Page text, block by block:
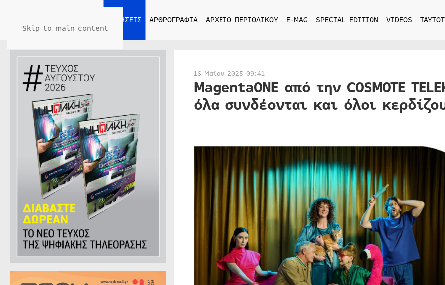
Skip to main content
ΕΙΔΗΣΕΙΣ ΑΡΘΡΟΓΡΑΦΙΑ ΑΡΧΕΙΟ ΠΕΡΙΟΔΙΚΟΥ E-MAG SPECIAL EDITION VIDEOS
16 Μαΐου 2025 09:41
MagentaONE από την COSMOTE
όλα συνδέονται και όλοι